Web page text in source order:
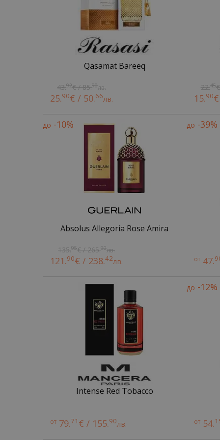
Qasamat Bareeq
43.92€ / 85.90лв.
25.90€ / 50.66лв.
22.45
15.90
до -10%
Absolus Allegoria Rose Amira
135.95€ / 265.90лв.
121.90€ / 238.42лв.
до -39%
от 47.
Intense Red Tobacco
от 79.71 € / 155.90лв.
до -12%
от 54.